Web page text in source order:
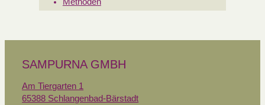
SAMPURNA GMBH
Am Tiergarten 1
65388 Schlangenbad-Bärstadt